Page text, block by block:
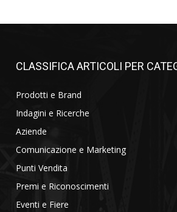
CLASSIFICA ARTICOLI PER
Prodotti e Brand
Indagini e Ricerche
Aziende
Comunicazione e Marketing
Punti Vendita
Premi e Riconoscimenti
Eventi e Fiere